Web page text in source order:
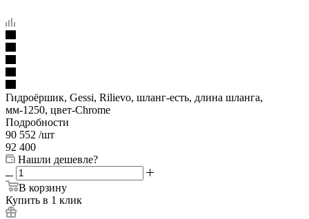
Гидроёршик, Gessi, Rilievo, шланг-есть, длина шланга,
мм-1250, цвет-Chrome
Подробности
90 552 /шт
92 400
Нашли дешевле?
В корзину
Купить в 1 клик